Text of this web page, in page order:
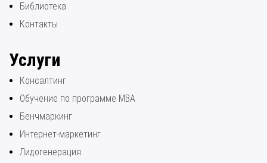
Библиотека
Контакты
Услуги
Консалтинг
Обучение по программе МВА
Бенчмаркинг
Интернет-маркетинг
Лидогенерация